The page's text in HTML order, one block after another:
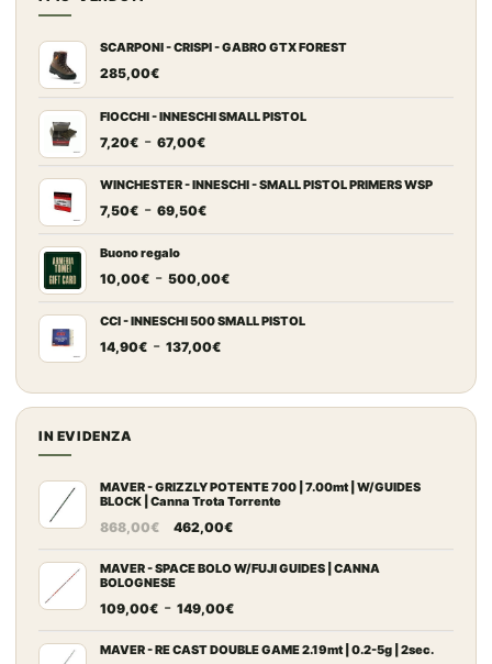
SCARPONI - CRISPI - GABRO GTX FOREST
285,00€
FIOCCHI - INNESCHI SMALL PISTOL
7,20€ - 67,00€Fascia
prezzo:
da
67,00€
WINCHESTER - INNESCHI - SMALL PISTOL PRIMERS WSP
7,50€ - 69,50€Fascia
da
a
69,50€
Buono regalo
10,00€ - 500,00€Fascia
prezzo:
a
500,00€
CCI - INNESCHI 500 SMALL PISTOL
14,90€ - 137,00€Fascia
prezzo:
da
137,00€
IN EVIDENZA
MAVER - GRIZZLY POTENTE 700 | 7.00mt | W/GUIDES
BLOCK | Canna Trota Torrente
868,00€
Il
originale
era:
868,00€.
462,00€Il
attuale
462,00€.
MAVER - SPACE BOLO W/FUJI GUIDES | CANNA
BOLOGNESE
109,00€ - 149,00€Fascia
prezzo:
MAVER - RE CAST DOUBLE GAME 2.19mt | 0.2-5g | 2sec.